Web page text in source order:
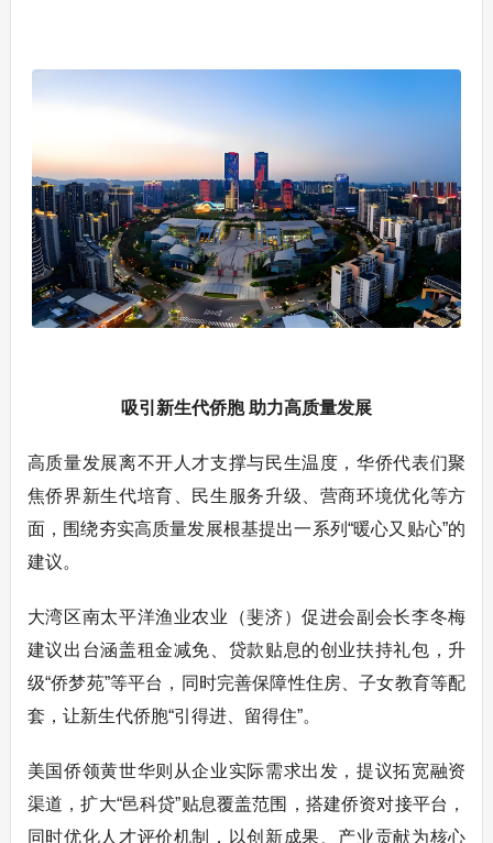
吸引新生代侨胞 助力高质量发展
高质量发展离不开人才支撑与民生温度，华侨代表们聚
焦侨界新生代培育、民生服务升级、营商环境优化等方
面，围绕夯实高质量发展根基提出一系列“暖心又贴心”的
建议。
大湾区南太平洋渔业农业（斐济）促进会副会长李冬梅
建议出台涵盖租金减免、贷款贴息的创业扶持礼包，升
级“侨梦苑”等平台，同时完善保障性住房、子女教育等配
套，让新生代侨胞“引得进、留得住”。
美国侨领黄世华则从企业实际需求出发，提议拓宽融资
渠道，扩大“邑科贷”贴息覆盖范围，搭建侨资对接平台，
同时优化人才评价机制，以创新成果、产业贡献为核心